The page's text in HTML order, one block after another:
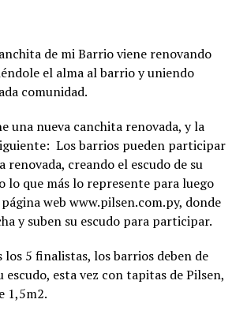
de mi Barrio viene renovando
el alma al barrio y uniendo
comunidad.
una nueva canchita renovada, y la
Los barrios pueden participar
renovada, creando el escudo de su
lo que más lo represente para luego
web www.pilsen.com.py, donde
y suben su escudo para participar.
los 5 finalistas, los barrios deben de
escudo, esta vez con tapitas de Pilsen,
1,5m2.